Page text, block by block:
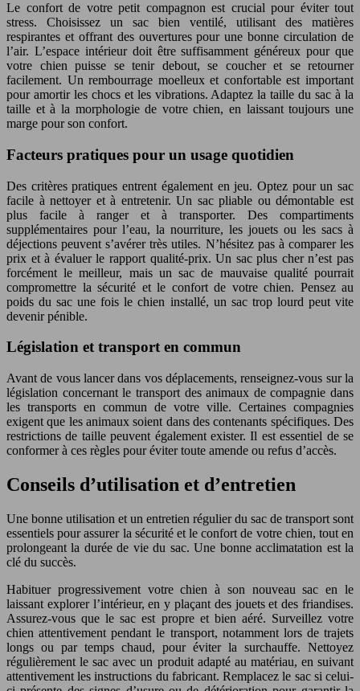
Le confort de votre petit compagnon est crucial pour éviter tout
stress. Choisissez un sac bien ventilé, utilisant des matières
respirantes et offrant des ouvertures pour une bonne circulation de
l’air. L’espace intérieur doit être suffisamment généreux pour que
votre chien puisse se tenir debout, se coucher et se retourner
facilement. Un rembourrage moelleux et confortable est important
pour amortir les chocs et les vibrations. Adaptez la taille du sac à la
taille et à la morphologie de votre chien, en laissant toujours une
marge pour son confort.
Facteurs pratiques pour un usage quotidien
Des critères pratiques entrent également en jeu. Optez pour un sac
facile à nettoyer et à entretenir. Un sac pliable ou démontable est
plus facile à ranger et à transporter. Des compartiments
supplémentaires pour l’eau, la nourriture, les jouets ou les sacs à
déjections peuvent s’avérer très utiles. N’hésitez pas à comparer les
prix et à évaluer le rapport qualité-prix. Un sac plus cher n’est pas
forcément le meilleur, mais un sac de mauvaise qualité pourrait
compromettre la sécurité et le confort de votre chien. Pensez au
poids du sac une fois le chien installé, un sac trop lourd peut vite
devenir pénible.
Législation et transport en commun
Avant de vous lancer dans vos déplacements, renseignez-vous sur la
législation concernant le transport des animaux de compagnie dans
les transports en commun de votre ville. Certaines compagnies
exigent que les animaux soient dans des contenants spécifiques. Des
restrictions de taille peuvent également exister. Il est essentiel de se
conformer à ces règles pour éviter toute amende ou refus d’accès.
Conseils d’utilisation et d’entretien
Une bonne utilisation et un entretien régulier du sac de transport sont
essentiels pour assurer la sécurité et le confort de votre chien, tout en
prolongeant la durée de vie du sac. Une bonne acclimatation est la
clé du succès.
Habituer progressivement votre chien à son nouveau sac en le
laissant explorer l’intérieur, en y plaçant des jouets et des friandises.
Assurez-vous que le sac est propre et bien aéré. Surveillez votre
chien attentivement pendant le transport, notamment lors de trajets
longs ou par temps chaud, pour éviter la surchauffe. Nettoyez
régulièrement le sac avec un produit adapté au matériau, en suivant
attentivement les instructions du fabricant. Remplacez le sac si celui-